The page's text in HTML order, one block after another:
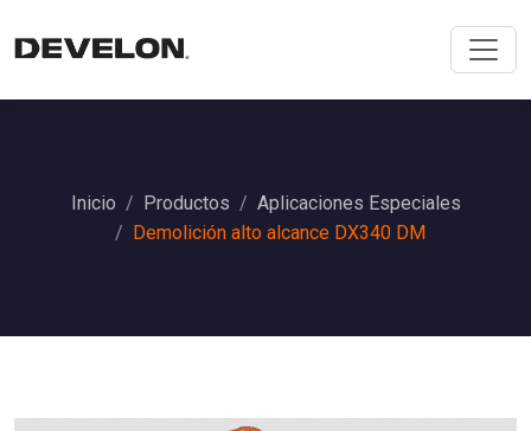
Inicio Productos
Aplicaciones Especiales
Demolición alto alcance DX340 DM